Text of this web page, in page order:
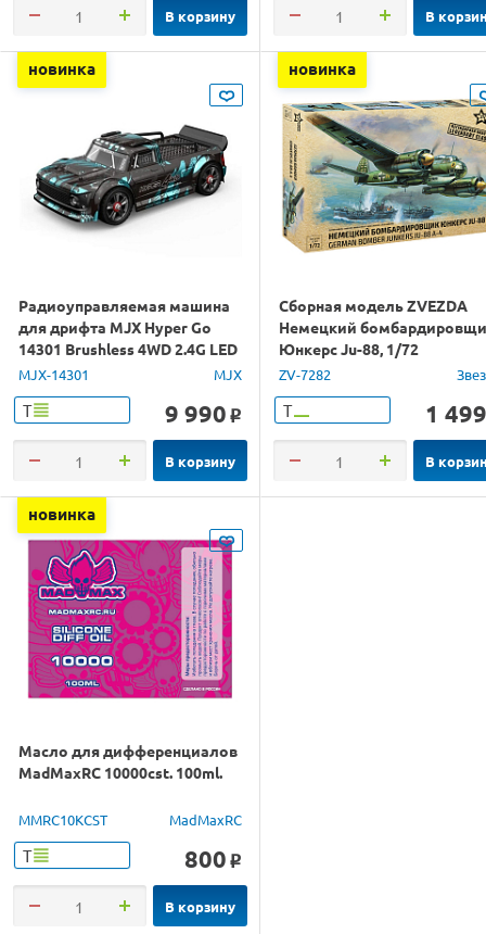
В корзину В
новинка
Радиоуправляемая машина
для дрифта MJX Hyper Go
14301 Brushless 4WD 2.4G LED
1/14 RTR
MJX-14301 MJX
Т 9 990 o
В корзину
новинка
Сборная модель ZVEZDA
Немецкий
Юнкерс Ju-88, 1/72
ZV-7282
Т 1 499
В
новинка
Масло для дифференциалов
MadMaxRC 10000cst. 100ml.
MMRC10KCST MadMaxRC
Т 800 o
В корзину